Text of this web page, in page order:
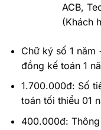
ACB,
(Khách
Chữ ký số 1 năm
đồng kế toán 1
1.700.000đ: Số
toán tối thiểu 01
400.000đ: